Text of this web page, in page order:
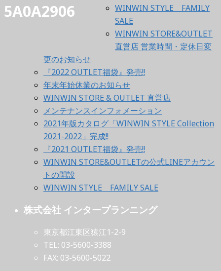
5A0A2906
WINWIN STYLE FAMILY
SALE
WINWIN STORE&OUTLET
直営店 営業時間・定休日変
更のお知らせ
『2022 OUTLET福袋』発売!!
年末年始休業のお知らせ
WINWIN STORE & OUTLET 直営店
メンテナンスインフォメーション
2021年版カタログ「WINWIN STYLE Collection
2021-2022」完成!!
『2021 OUTLET福袋』発売!!
WINWIN STORE&OUTLETの公式LINEアカウン
トの開設
WINWIN STYLE FAMILY SALE
株式会社 インタープランニング
東京都江東区猿江1-2-9
TEL: 03-5600-3388
FAX: 03-5600-5022